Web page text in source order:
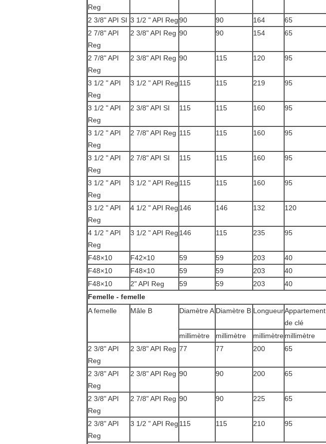
Reg
2 3/8" API SI 3 1/2 " API Reg90 90 164 65
2 7/8" API
Reg
2 3/8" API Reg 90 90 154 65
2 7/8" API
Reg
2 3/8" API Reg 90 115 120 95
3 1/2 " API
Reg
3 1/2 " API Reg 115 115 219 95
3 1/2 " API
Reg
2 3/8" API SI 115 115 160 95
3 1/2 " API
Reg
2 7/8" API Reg 115 115 160 95
3 1/2 " API
Reg
2 7/8" API SI 115 115 160 95
3 1/2 " API
Reg
3 1/2 " API Reg 115 115 160 95
3 1/2 " API
Reg
4 1/2 " API Reg 146 146 132 120
4 1/2 " API
Reg
3 1/2 " API Reg 146 115 235 95
F48×10 F42×10 59 59 203 40
F48×10
F48×10 59 59 203 40
F48×10
2" API Reg 59 59 203 40
Femelle - femelle
A femelle
Mâle B Diamètre A Diamètre B LongueurAppartement
de clé
millimètre
millimètre millimètremillimètre
2 3/8" API
Reg
2 3/8" API Reg 77 77 200 65
2 3/8" API
Reg
2 3/8" API Reg 90 90 200 65
2 3/8" API
Reg
2 7/8" API Reg 90 90 225 65
2 3/8" API
Reg
3 1/2 " API Reg 115 115 210 95